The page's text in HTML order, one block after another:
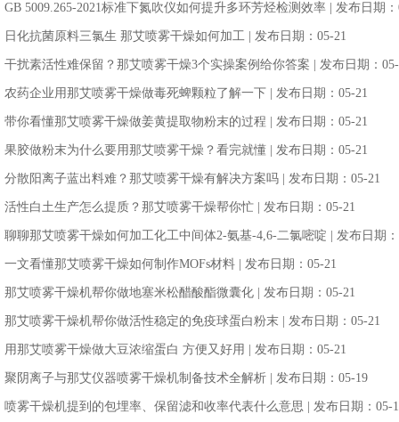
GB 5009.265-2021标准下氮吹仪如何提升多环芳烃检测效率 | 发布日期
日化抗菌原料三氯生 那艾喷雾干燥如何加工 | 发布日期：05-21
干扰素活性难保留？那艾喷雾干燥3个实操案例给你答案 | 发布日期：
农药企业用那艾喷雾干燥做毒死蜱颗粒了解一下 | 发布日期：05-21
带你看懂那艾喷雾干燥做姜黄提取物粉末的过程 | 发布日期：05-21
果胶做粉末为什么要用那艾喷雾干燥？看完就懂 | 发布日期：05-21
分散阳离子蓝出料难？那艾喷雾干燥有解决方案吗 | 发布日期：05-21
活性白土生产怎么提质？那艾喷雾干燥帮你忙 | 发布日期：05-21
聊聊那艾喷雾干燥如何加工化工中间体2-氨基-4,6-二氯嘧啶 | 发布日期
一文看懂那艾喷雾干燥如何制作MOFs材料 | 发布日期：05-21
那艾喷雾干燥机帮你做地塞米松醋酸酯微囊化 | 发布日期：05-21
那艾喷雾干燥机帮你做活性稳定的免疫球蛋白粉末 | 发布日期：05-21
用那艾喷雾干燥做大豆浓缩蛋白 方便又好用 | 发布日期：05-21
聚阴离子与那艾仪器喷雾干燥机制备技术全解析 | 发布日期：05-19
喷雾干燥机提到的包埋率、保留滤和收率代表什么意思 | 发布日期：05-